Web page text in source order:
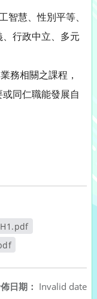
智慧、性別平等、
行政中立、多元
務相關之課程，
同仁職能發展自
日期： Invalid date